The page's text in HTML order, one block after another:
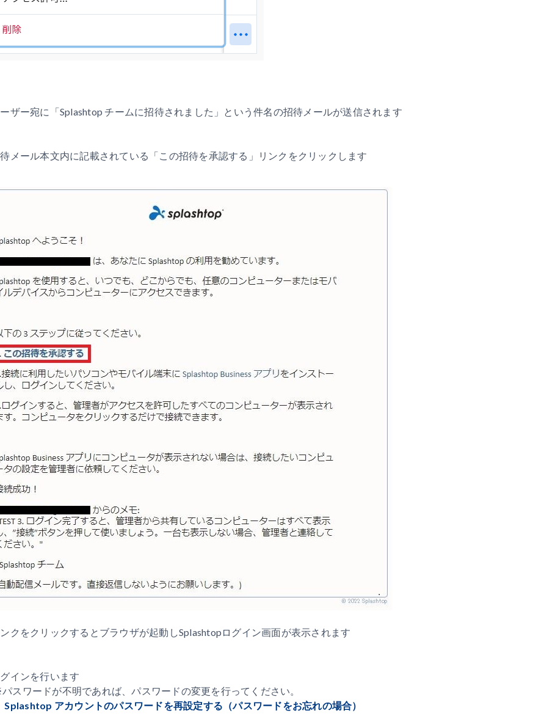
ザー宛に「Splashtop チームに招待されました」という件名の招待メールが送信されます
メール本文内に記載されている「この招待を承認する」リンクをクリックします
クをクリックするとブラウザが起動しSplashtopログイン画面が表示されます
インを行います
ワードが不明であれば、パスワードの変更を行ってください。
Splashtop アカウントのパスワードを再設定する（パスワードをお忘れの場合）